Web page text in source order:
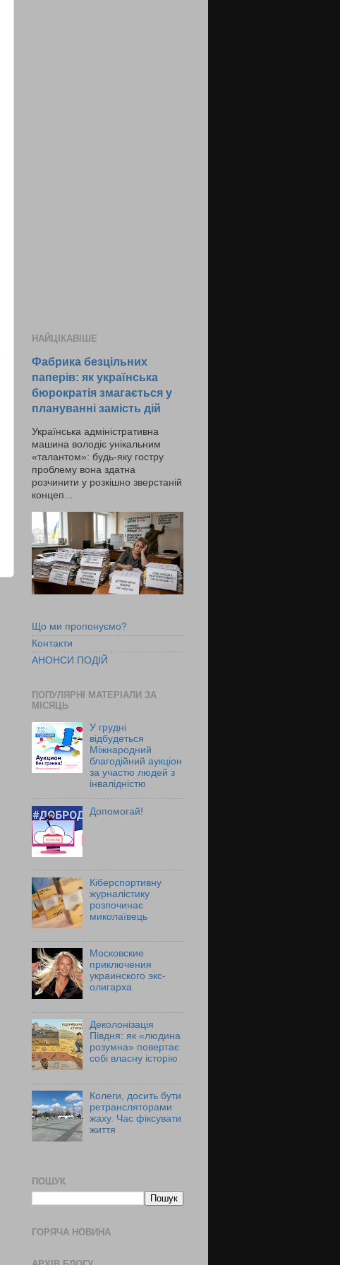
НАЙЦІКАВІШЕ
Фабрика безцільних
паперів: як українська
бюрократія змагається у
плануванні замість дій
Українська адміністративна
машина володіє унікальним
«талантом»: будь-яку гостру
проблему вона здатна
розчинити у розкішно зверстаній
концеп...
Що ми пропонуємо?
Контакти
АНОНСИ ПОДІЙ
ПОПУЛЯРНІ МАТЕРІАЛИ ЗА
МІСЯЦЬ
У грудні
відбудеться
Міжнародний
благодійний аукціон
за участю людей з
інвалідністю
Допомогай!
Кіберспортивну
журналістику
розпочинає
миколаївець
Московские
приключения
украинского экс-
олигарха
Деколонізація
Півдня: як «людина
розумна» повертає
собі власну історію
Колеги, досить бути
ретрансляторами
жаху. Час фіксувати
життя
ПОШУК
ГОРЯЧА НОВИНА